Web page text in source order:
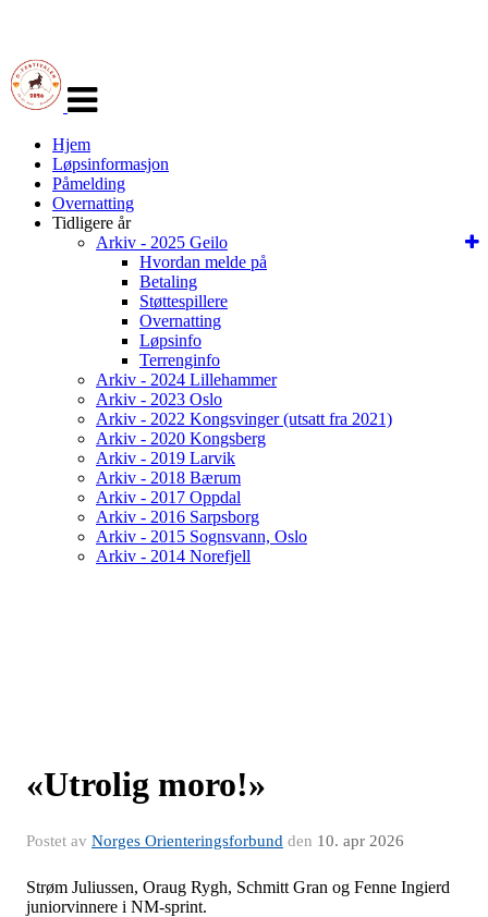
navigasjon
Hjem
Løpsinformasjon
Påmelding
Overnatting
Tidligere år
Arkiv - 2025 Geilo
Hvordan melde på
Betaling
Støttespillere
Overnatting
Løpsinfo
Terrenginfo
Arkiv - 2024 Lillehammer
Arkiv - 2023 Oslo
Arkiv - 2022 Kongsvinger (utsatt fra 2021)
Arkiv - 2020 Kongsberg
Arkiv - 2019 Larvik
Arkiv - 2018 Bærum
Arkiv - 2017 Oppdal
Arkiv - 2016 Sarpsborg
Arkiv - 2015 Sognsvann, Oslo
Arkiv - 2014 Norefjell
«Utrolig moro!»
Postet av Norges Orienteringsforbund den 10. apr 2026
Strøm Juliussen, Oraug Rygh, Schmitt Gran og Fenne Ingierd
juniorvinnere i NM-sprint.